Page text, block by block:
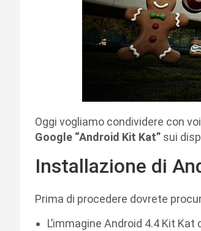
Oggi vogliamo condividere con
Google “Android Kit Kat” sui
Installazione di
Prima di procedere dovrete
L’immagine Android 4.4 Kit